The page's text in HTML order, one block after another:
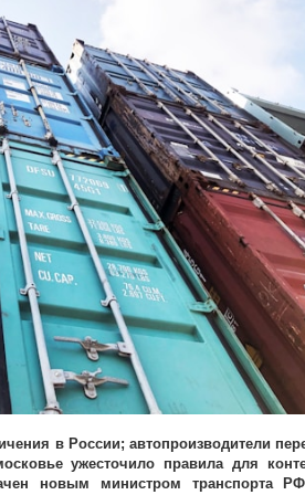
в России; автопроизводители
ужесточило правила для
новым министром транспорта